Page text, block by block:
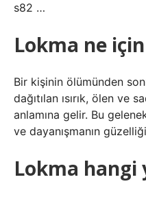
s82 …
Lokma ne
Bir kişinin ölümünden
dağıtılan ısırık, ölen ve
anlamına gelir. Bu
ve dayanışmanın
Lokma hangi